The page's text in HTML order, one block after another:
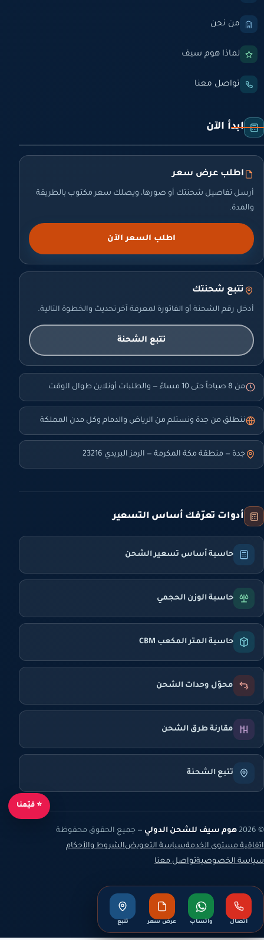
من نحن
لماذا هوم سيف
تواصل معنا
ابدأ الآن
اطلب عرض سعر
أرسل تفاصيل شحنتك أو صورها، ويصلك سعر مكتوب بالطريقة
والمدة.
اطلب السعر الآن
تتبع شحنتك
أدخل رقم الشحنة أو الفاتورة لمعرفة آخر تحديث والخطوة التالية.
تتبع الشحنة
من 8 صباحاً حتى 10 مساءً — والطلبات أونلاين طوال الوقت
ننطلق من جدة ونستلم من الرياض والدمام وكل مدن المملكة
جدة — منطقة مكة المكرمة — الرمز البريدي 23216
أدوات تعرّفك أساس التسعير
حاسبة أساس تسعير الشحن
حاسبة الوزن الحجمي
حاسبة المتر المكعب CBM
محوّل وحدات الشحن
مقارنة طرق الشحن
تتبع الشحنة
© 2026 هوم سيف للشحن الدولي — جميع الحقوق محفوظة
اتفاقية مستوى الخدمةسياسة التعويضالشروط والأحكام
سياسة الخصوصيةتواصل معنا
اتصال واتساب عرض سعر تتبع
⭐ قيّمنا